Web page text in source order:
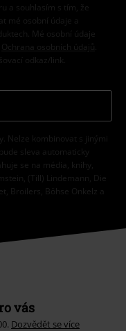
a souhlasím s tím, že
mé osobní údaje a
Mé osobní údaje
Ochrana osobních údajů
odkaz/link.
Nelze kombinovat s jinými
sleva automaticky
se na média, knihy,
(Till) Lindemann, Die
Broilers, Böhse Onkelz a
vás
Dozvědět se více